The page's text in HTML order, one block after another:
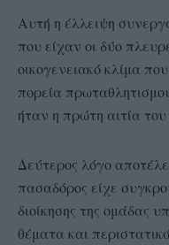
Αυτή η έλλειψη
που είχαν οι δύο
οικογενειακό κλίμα
πορεία
ήταν η πρώτη αιτία του
Δεύτερος λόγο
πασαδόρος είχε
διοίκησης της ομάδας
θέματα και